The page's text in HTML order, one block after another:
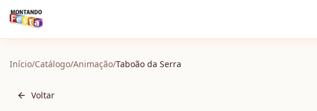
Início/Catálogo/Animação/Taboão da Serra
Voltar